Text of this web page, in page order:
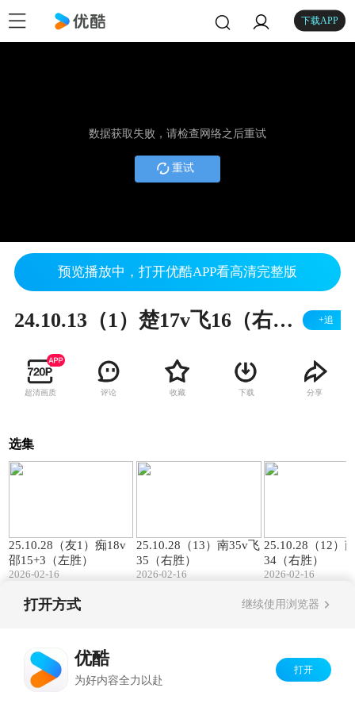
下载APP
数据获取失败，请检查网络之后重试
重试
预览播放中，打开优酷APP看高清完整版
24.10.13（1）楚17v飞16（右胜） +追
超清画质 评论 收藏 下载 分享
选集
25.10.28（友1）痴18v
邵15+3（左胜）
2026-02-16
25.10.28（13）南35v飞
35（右胜）
2026-02-16
25.10.28（12）
34（右胜）
2026-02-16
打开方式 继续使用浏览器
优酷
为好内容全力以赴
打开